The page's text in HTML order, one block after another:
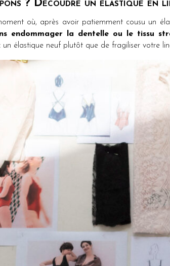
? Découdre un élastique en
où, après avoir patiemment cousu un
endommager la dentelle ou le tissu
élastique neuf plutôt que de fragiliser votre